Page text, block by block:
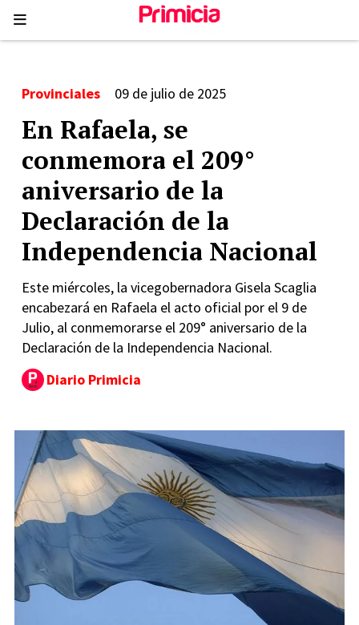
En Rafaela, se
conmemora el 209°
aniversario de la
Declaración de la
Independencia Nacional
Este miércoles, la vicegobernadora Gisela Scaglia
encabezará en Rafaela el acto oficial por el 9 de
Julio, al conmemorarse el 209° aniversario de la
Declaración de la Independencia Nacional.
Provinciales 09 de julio de 2025
Diario Primicia